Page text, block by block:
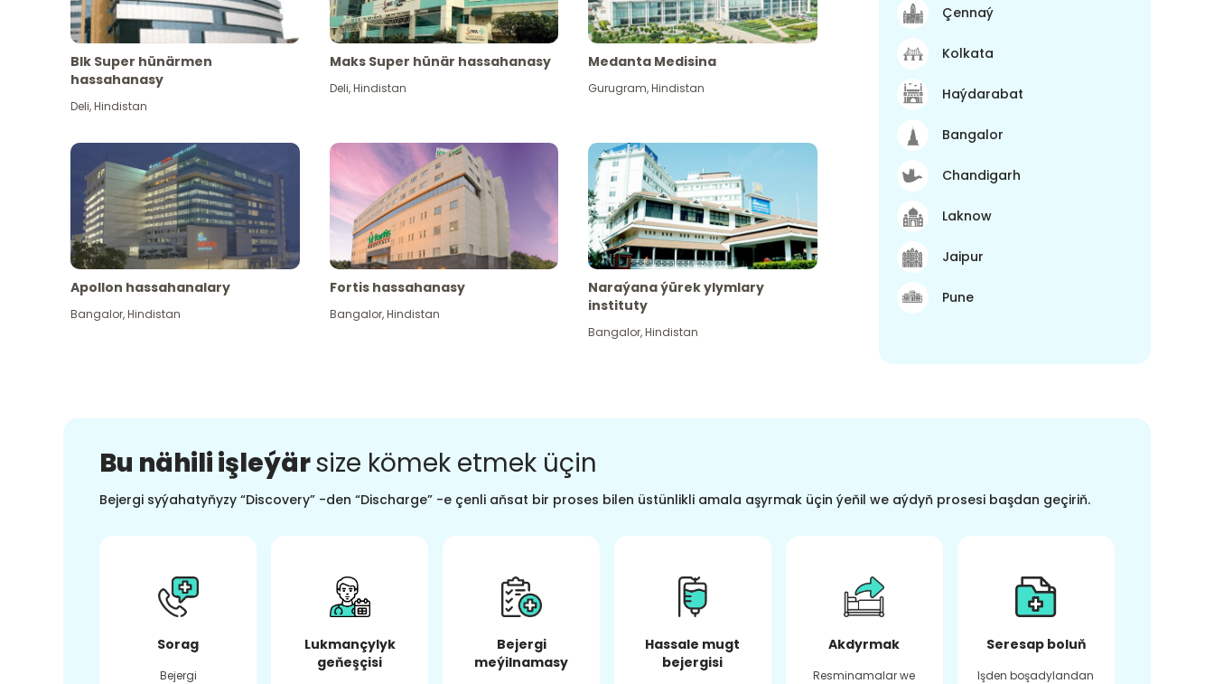
Blk Super hünärmen
hassahanasy
Deli,Hindistan
Maks Super hünär hassahanasy
Deli,Hindistan
Medanta Medisina
Gurugram,Hindistan
Apollon hassahanalary
Bangalor,Hindistan
Fortis hassahanasy
Bangalor,Hindistan
Naraýana ýürek ylymlary
instituty
Bangalor,Hindistan
Çennaý
Kolkata
Haýdarabat
Bangalor
Chandigarh
Laknow
Jaipur
Pune
Bu nähili işleýärsize kömek etmek üçin
Bejergi syýahatyňyzy “Discovery” -den “Discharge” -e çenli aňsat bir proses bilen üstünlikli amala aşyrmak üçin ýeňil we aýdyň prosesi başdan geçiriň.
Sorag
Bejergi
Lukmançylyk
geňeşçisi
Bejergi
meýilnamasy
Hassale mugt
bejergisi
Akdyrmak
Resminamalar we
Seresap boluň
Işden boşadylandan